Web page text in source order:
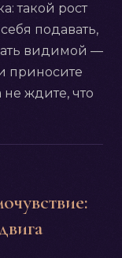
такой рост
подавать,
видимой —
приносите
ждите, что